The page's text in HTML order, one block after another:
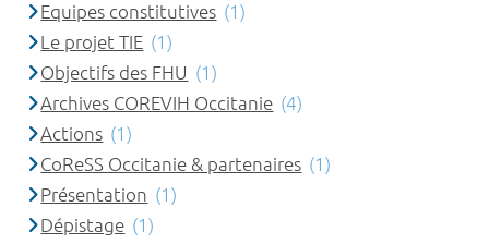
Equipes constitutives (1)
Le projet TIE (1)
Objectifs des FHU (1)
Archives COREVIH Occitanie (4)
Actions (1)
CoReSS Occitanie & partenaires (1)
Présentation (1)
Dépistage (1)